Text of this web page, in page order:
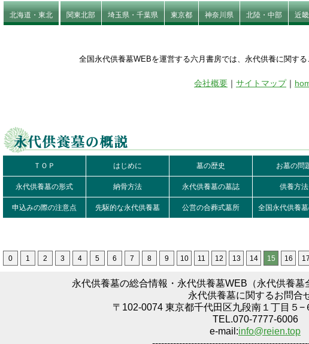
北海道・東北 関東北部 埼玉県・千葉県 東京都 神奈川県 北陸・中部 近畿
全国永代供養墓WEBを運営する六月書房では、永代供養に関する
会社概要 ｜ サイトマップ｜
ＴＯＰ はじめに 墓の歴史 お墓の問
永代供養墓の形式 納骨方法 永代供養墓の墓誌 供養方法
申込みの際の注意点 先駆的な永代供養墓 公営の合葬式墓所 全国永代供養
0 1 2 3 4 5 6 7 8 9 10 11 12 13 14 15 16 17
永代供養墓の総合情報・永代供養墓WEB（永代供養墓
永代供養墓に関するお問合
〒102-0074 東京都千代田区九段南１丁目５−
TEL.070-7777-6006
e-mail:info@reien.top